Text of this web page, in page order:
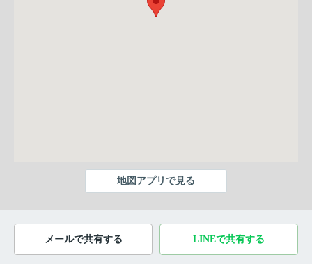
地図アプリで見る
メールで共有する LINEで共有する